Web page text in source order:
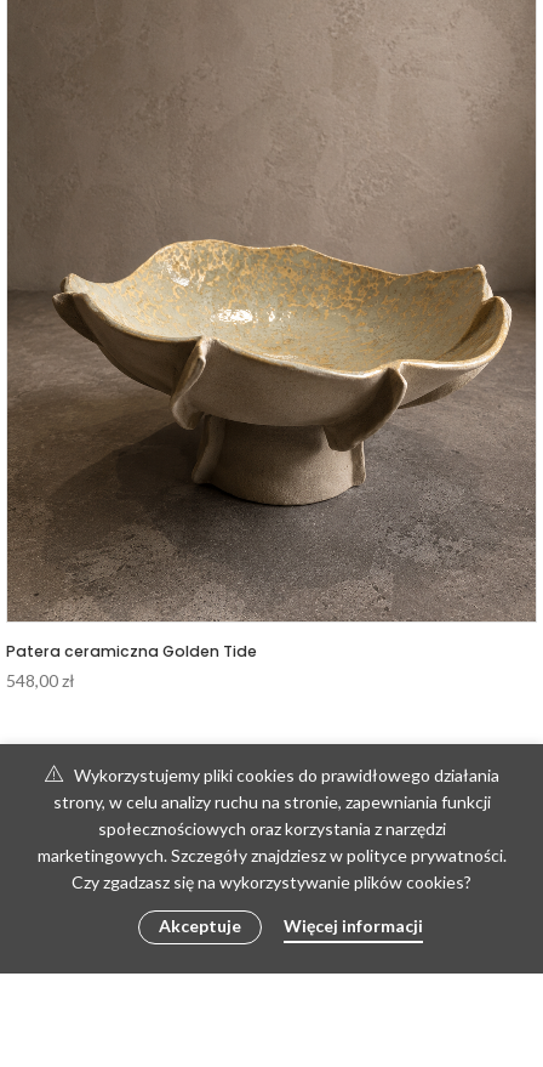
Patera ceramiczna Golden Tide
548,00zł
Wykorzystujemy pliki cookies do prawidłowego działania
strony, w celu analizy ruchu na stronie, zapewniania funkcji
społecznościowych oraz korzystania z narzędzi
marketingowych. Szczegóły znajdziesz w polityce prywatności.
Czy zgadzasz się na wykorzystywanie plików cookies?
Akceptuje Więcej informacji